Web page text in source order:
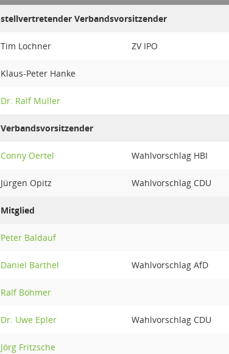
stellvertretender Verbandsvorsitzender
Tim Lochner ZV IPO
Klaus-Peter Hanke
Dr. Ralf Müller
Verbandsvorsitzender
Conny Oertel Wahlvorschlag HBI
Jürgen Opitz Wahlvorschlag CDU
Mitglied
Peter Baldauf
Daniel Barthel Wahlvorschlag AfD
Ralf Böhmer
Dr. Uwe Epler Wahlvorschlag CDU
Jörg Fritzsche